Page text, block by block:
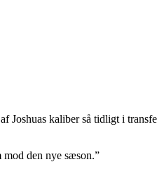
kaliber så tidligt i
den nye sæson.”